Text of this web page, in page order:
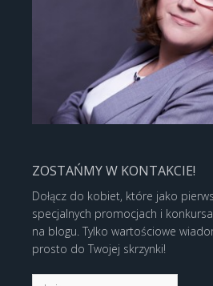
ZOSTAŃMY W KONTAKCIE!
Dołącz do kobiet, które jako
specjalnych promocjach i
na blogu. Tylko wartościowe
prosto do Twojej skrzynki!